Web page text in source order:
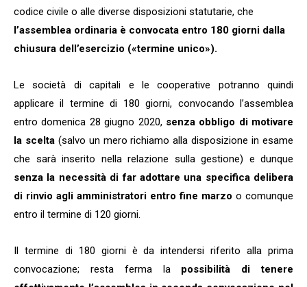
codice civile o alle diverse disposizioni statutarie, che
l’assemblea ordinaria è convocata entro 180 giorni dalla
chiusura dell’esercizio («termine unico»).
Le società di capitali e le cooperative potranno quindi
applicare il termine di 180 giorni, convocando l’assemblea
entro domenica 28 giugno 2020, senza obbligo di motivare
la scelta(salvo un mero richiamo alla disposizione in esame
che sarà inserito nella relazione sulla gestione) e dunque
senza la necessità di far adottare una specifica delibera
di rinvio agli amministratori entro fine marzo o comunque
entro il termine di 120 giorni.
Il termine di 180 giorni è da intendersi riferito alla prima
convocazione; resta ferma la possibilità di tenere